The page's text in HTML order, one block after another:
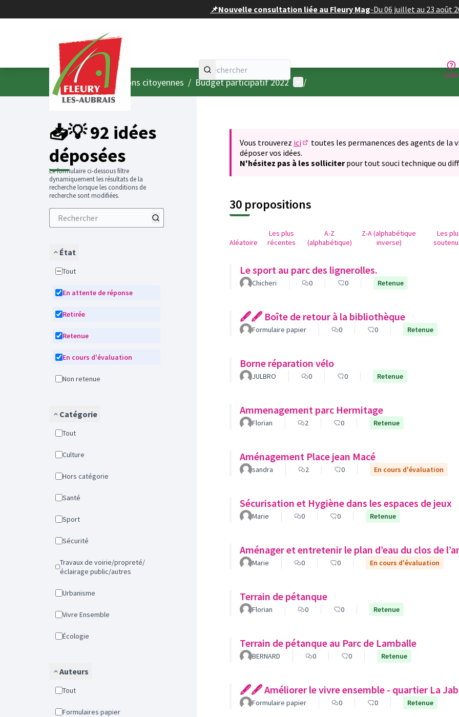
📌Nouvelle consultation liée au Fleury Mag-Du 06 juillet au 23 août
Aide
AccueilMenu principal
/ Consultations citoyennes / Budget participatif 2022 Menu utilisateur
/
📥💡 92 idées
déposées
Le formulaire ci-dessous filtre
dynamiquement les résultats de la
recherche lorsque les conditions de
recherche sont modifiées.
État
Tout
En attente de réponse
Retirée
Retenue
En cours d'évaluation
Non retenue
Catégorie
Tout
Culture
Hors catégorie
Santé
Sport
Sécurité
Travaux de voirie/propreté/
éclairage public/autres
Urbanisme
Vivre Ensemble
Écologie
Auteurs
Tout
Formulaires papier
Vous trouverez ici
(S'ouvre dans un nouvel onglet)
toutes les permanences des agents de la
déposer vos idées.
N'hésitez pas à les solliciterpour tout souci technique ou
30 propositions
Aléatoire
Les plus
récentes
A-Z
(alphabétique)
Z-A (alphabétique
inverse)
Les
Le sport au parc des lignerolles.
Chicheri 0 0 Retenue
🖋🖋 Boîte de retour à la bibliothèque
Formulaire papier 0 0 Retenue
Borne réparation vélo
JULBRO 0 0 Retenue
Ammenagement parc Hermitage
Florian 2 0 Retenue
Aménagement Place jean Macé
sandra 2 0 En cours d'évaluation
Sécurisation et Hygiène dans les espaces de jeux
Marie 0 0 Retenue
Aménager et entretenir le plan d’eau du clos de
Marie 0 0 En cours d'évaluation
Terrain de pétanque
Florian 0 0 Retenue
Terrain de pétanque au Parc de Lamballe
BERNARD 0 0 Retenue
🖋🖋 Améliorer le vivre ensemble - quartier La
Formulaire papier 0 0 Retenue